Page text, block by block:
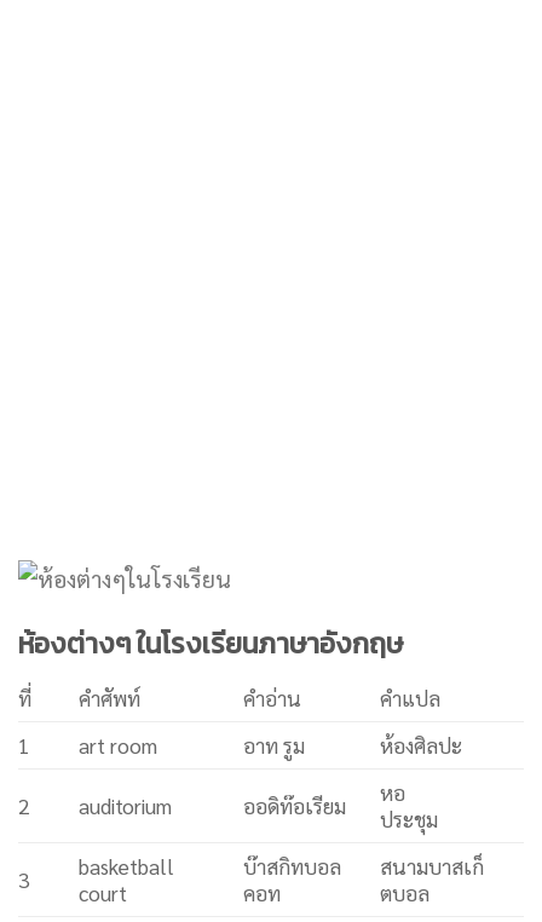
ห้องต่างๆ ในโรงเรียนภาษาอังกฤษ
ที่ คำศัพท์ คำอ่าน
คำแปล
1
art room อาท รูม ห้องศิลปะ
2 auditorium ออดิท๊อเรียม
หอ
ประชุม
3
basketball
court
บ๊าสกิทบอล
คอท
สนามบาสเก็
ตบอล